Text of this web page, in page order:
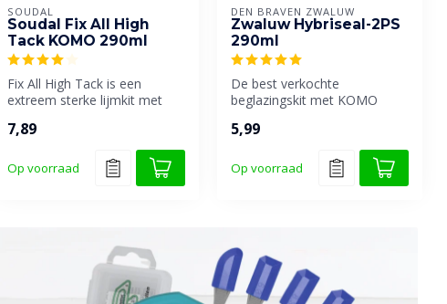
SOUDAL
Soudal Fix All High
Tack KOMO 290ml
Fix All High Tack is een
extreem sterke lijmkit met
aanvangshechti...
7,89
Op voorraad
DEN BRAVEN ZWALUW
Zwaluw Hybriseal-2PS
290ml
De best verkochte
beglazingskit met KOMO
5,99
Op voorraad